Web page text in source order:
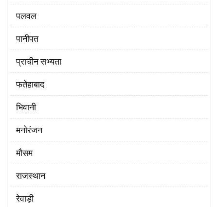
पलवल
पानीपत
प्राचीन सभ्यता
फतेहाबाद
भिवानी
मनोरंजन
मौसम
राजस्थान
रेवाड़ी